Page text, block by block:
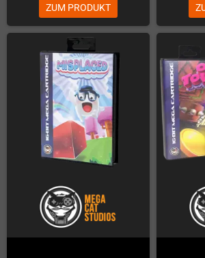
ZUM PRODUKT